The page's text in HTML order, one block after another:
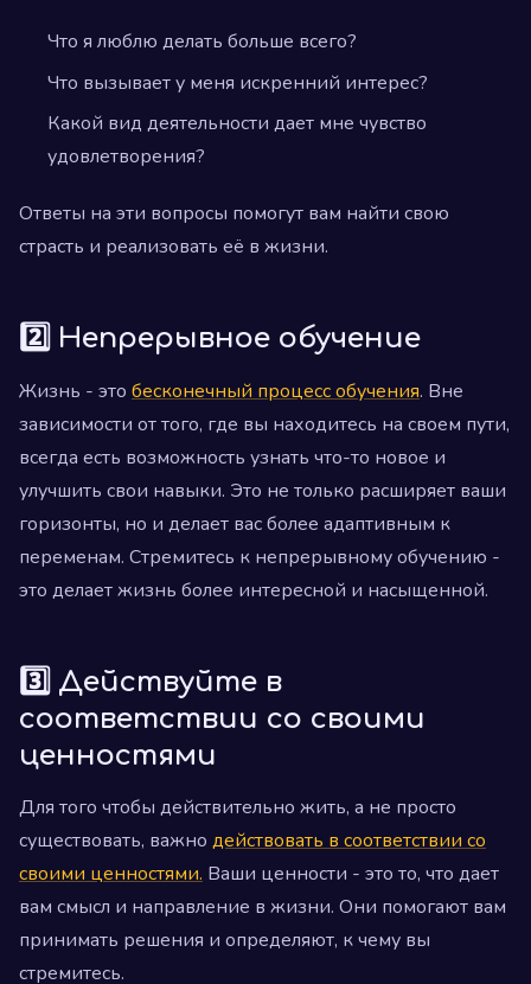
Что я люблю делать больше всего?
Что вызывает у меня искренний интерес?
Какой вид деятельности дает мне чувство
удовлетворения?
Ответы на эти вопросы помогут вам найти свою
страсть и реализовать её в жизни.
2️⃣ Непрерывное обучение
Жизнь - это бесконечный процесс обучения. Вне
зависимости от того, где вы находитесь на своем пути,
всегда есть возможность узнать что-то новое и
улучшить свои навыки. Это не только расширяет ваши
горизонты, но и делает вас более адаптивным к
переменам. Стремитесь к непрерывному обучению -
это делает жизнь более интересной и насыщенной.
3️⃣ Действуйте в
соответствии со своими
ценностями
Для того чтобы действительно жить, а не просто
существовать, важно действовать в соответствии со
своими ценностями. Ваши ценности - это то, что дает
вам смысл и направление в жизни. Они помогают вам
принимать решения и определяют, к чему вы
стремитесь.